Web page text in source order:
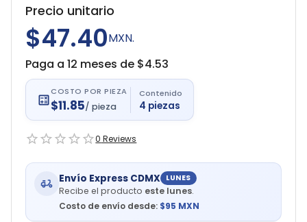
Precio unitario
$47.40MXN.
Paga a 12 meses de $4.53
COSTO POR PIEZA
$11.85/ pieza
Contenido
4 piezas
0 Reviews
Envío Express CDMX LUNES
Recibe el producto este lunes.
Costo de envío desde: $95 MXN